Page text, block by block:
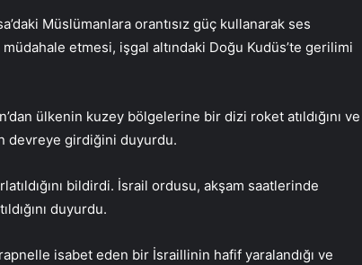
Müslümanlara orantısız güç kullanarak ses
etmesi, işgal altındaki Doğu Kudüs’te gerilimi
ülkenin kuzey bölgelerine bir dizi roket atıldığını ve
devreye girdiğini duyurdu.
bildirdi. İsrail ordusu, akşam saatlerinde
duyurdu.
isabet eden bir İsraillinin hafif yaralandığı ve